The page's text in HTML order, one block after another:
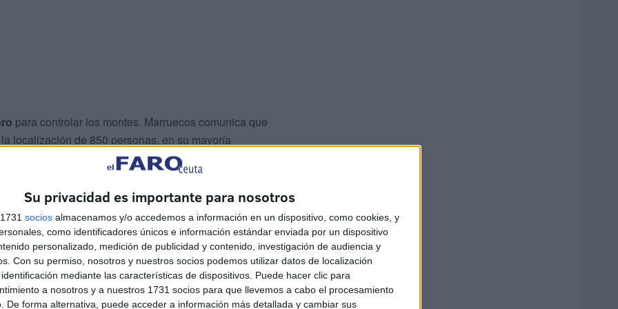
Su privacidad es importante para nosotros
socios almacenamos y/o accedemos a información en un dispositivo, como cookies, y
como identificadores únicos e información estándar enviada por un dispositivo
personalizado, medición de publicidad y contenido, investigación de audiencia y
Con su permiso, nosotros y nuestros socios podemos utilizar datos de localización
mediante las características de dispositivos. Puede hacer clic para
a nosotros y a nuestros 1731 socios para que llevemos a cabo el procesamiento
De forma alternativa, puede acceder a información más detallada y cambiar sus
para controlar los montes. Marruecos comunica que
localización de 850 personas, en su mayoría
de las fuerzas auxiliares, disponiendo de patrullas
con uncañón de agua.